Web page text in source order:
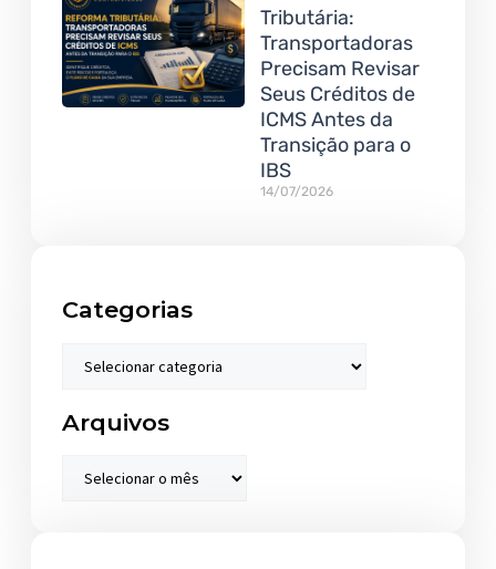
Tributária:
Transportadoras
Precisam Revisar
Seus Créditos de
ICMS Antes da
Transição para o
IBS
14/07/2026
Categorias
Arquivos